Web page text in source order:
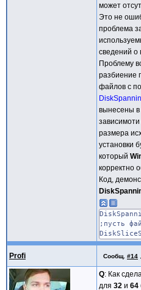
может
Это не
проблема
сведений о
Проблему
разбиение
файлов с
вынесены в
зависимоти
размера
установки
который
корректно
Код,
;пусть
Profi Сообщ. #14
Q: Как
для 32 и 64